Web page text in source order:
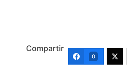
Compartir
0